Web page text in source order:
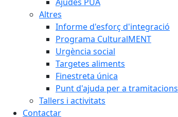
Altres
Informe d'esforç d'integració
Programa CulturalMENT
Urgència social
Targetes aliments
Finestreta única
Punt d'ajuda per a tramitacions
Tallers i activitats
Contactar